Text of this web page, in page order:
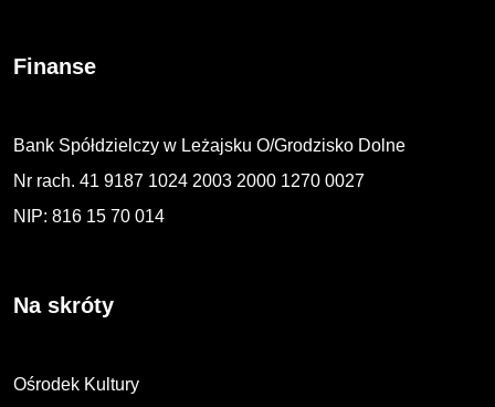
Finanse
Bank Spółdzielczy w Leżajsku O/Grodzisko Dolne
Nr rach. 41 9187 1024 2003 2000 1270 0027
NIP: 816 15 70 014
Na skróty
Ośrodek Kultury